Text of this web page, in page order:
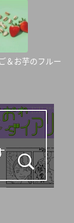
＆お芋のフルー